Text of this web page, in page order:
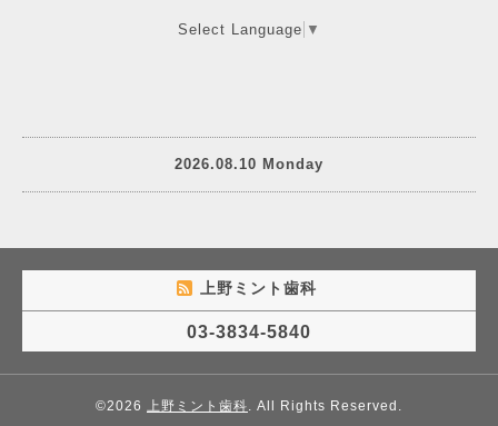
Select Language ▼
2026.08.10 Monday
上野ミント歯科
03-3834-5840
©2026 上野ミント歯科. All Rights Reserved.